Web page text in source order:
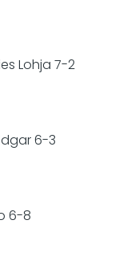
Lohja 7-2
6-3
6-8